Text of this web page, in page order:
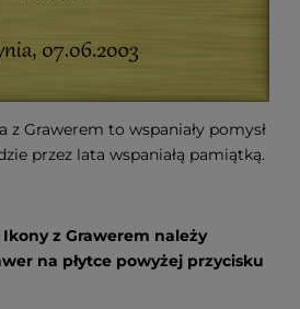
z Grawerem to wspaniały pomysł
przez lata wspaniałą pamiątką.
z Grawerem należy
na płytce powyżej przycisku